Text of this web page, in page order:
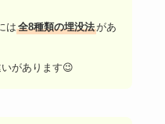
は全8種類の埋没法があ
があります😉